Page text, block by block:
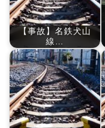
【事故】名鉄犬山
線…